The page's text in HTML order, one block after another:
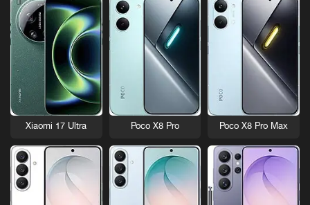
Poco X8 Pro Max
Poco X8 Pro
Xiaomi 17 Ultra